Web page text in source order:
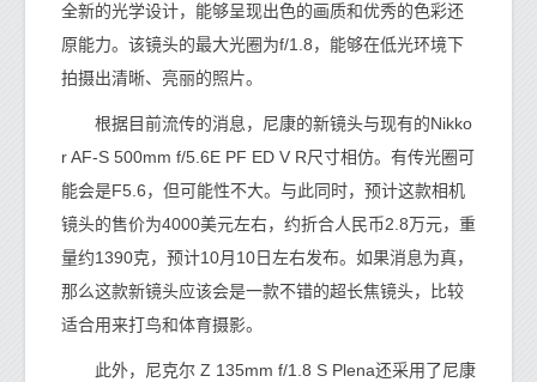
全新的光学设计，能够呈现出色的画质和优秀的色彩还
原能力。该镜头的最大光圈为f/1.8，能够在低光环境下
拍摄出清晰、亮丽的照片。
根据目前流传的消息，尼康的新镜头与现有的Nikko
r AF-S 500mm f/5.6E PF ED V R尺寸相仿。有传光圈可
能会是F5.6，但可能性不大。与此同时，预计这款相机
镜头的售价为4000美元左右，约折合人民币2.8万元，重
量约1390克，预计10月10日左右发布。如果消息为真，
那么这款新镜头应该会是一款不错的超长焦镜头，比较
适合用来打鸟和体育摄影。
此外，尼克尔 Z 135mm f/1.8 S Plena还采用了尼康